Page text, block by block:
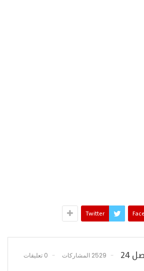
Twitter
24 2529 المشاركات 0 تعليقات